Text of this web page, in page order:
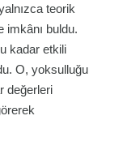
teorik
imkânı buldu.
kadar etkili
O, yoksulluğu
değerleri